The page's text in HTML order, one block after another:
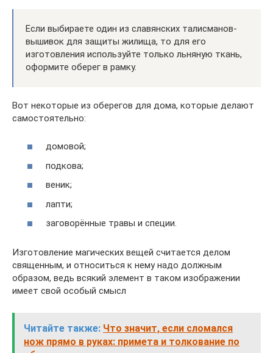
Если выбираете один из славянских талисманов-
вышивок для защиты жилища, то для его
изготовления используйте только льняную ткань,
оформите оберег в рамку.
Вот некоторые из оберегов для дома, которые делают
самостоятельно:
домовой;
подкова;
веник;
лапти;
заговорённые травы и специи.
Изготовление магических вещей считается делом
священным, и относиться к нему надо должным
образом, ведь всякий элемент в таком изображении
имеет свой особый смысл
Читайте также: Что значит, если сломался
нож прямо в руках: примета и толкование по